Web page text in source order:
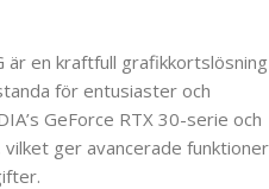
är en kraftfull grafikkortslösning
för entusiaster och
GeForce RTX 30-serie och
ger avancerade funktioner